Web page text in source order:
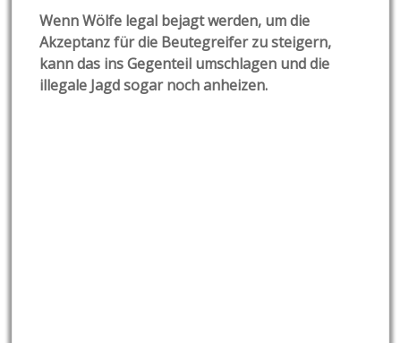
Wenn Wölfe legal bejagt werden, um die
Akzeptanz für die Beutegreifer zu steigern,
kann das ins Gegenteil umschlagen und die
illegale Jagd sogar noch anheizen.